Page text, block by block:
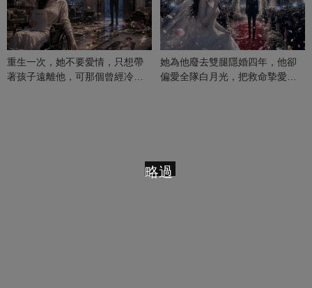
重生一次，她不要愛情，只想帶
著孩子遠離他，可那個曾經冷漠
她為他廢去雙腿隱婚四年，他卻
偏愛全隊白月光，把救命摯愛當
略過